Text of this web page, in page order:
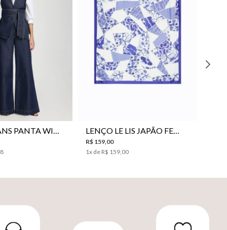
CALÇA JEANS PANTA WIDE LE LIS ISIS FEMININA LENÇO LE LIS JAPÃO FEMININO
R$ 159,00
1x de R$ 159,00